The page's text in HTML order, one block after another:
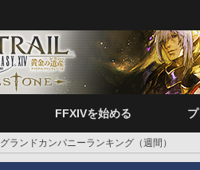
FFXIVを始める
グランドカンパニーランキング（週間）